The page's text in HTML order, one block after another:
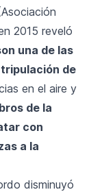
2015 reveló
una de las
de
en el aire y
de la
con
a la
disminuyó